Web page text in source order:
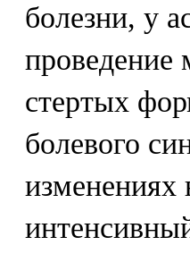
болезни, у
проведение
стертых
болевого
изменениях